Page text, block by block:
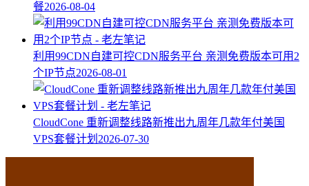
餐2026-08-04
利用99CDN自建可控CDN服务平台 亲测免费版本可用2
个IP节点2026-08-01
CloudCone 重新调整线路新推出九周年几款年付美国
VPS套餐计划 2026-07-30